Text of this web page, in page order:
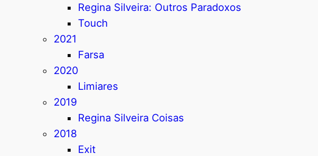
Regina Silveira: Outros Paradoxos
Touch
2021
Farsa
2020
Limiares
2019
Regina Silveira Coisas
2018
Exit